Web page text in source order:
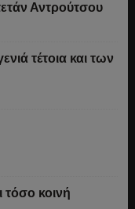
Αντρούτσου
τέτοια και των
τόσο κοινή